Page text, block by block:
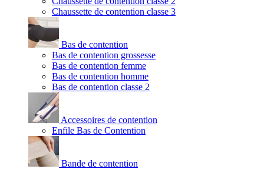
Chaussette de contention classe 3
Bas de contention
Bas de contention grossesse
Bas de contention femme
Bas de contention homme
Bas de contention classe 2
Accessoires de contention
Enfile Bas de Contention
Bande de contention